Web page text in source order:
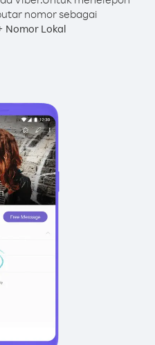
nomor sebagai
Nomor Lokal